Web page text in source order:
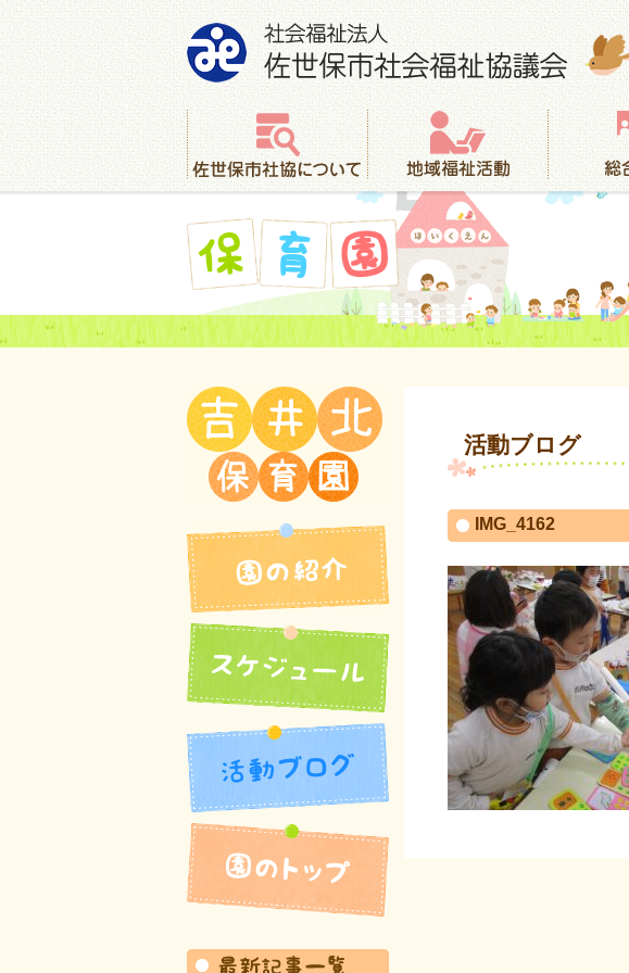
社会福祉法人 佐世保市社会福祉協議会
佐世保市社協について 地域福祉活動 総合相談
活動ブログ
IMG_4162
園の紹介
スケジュール
活動ブログ